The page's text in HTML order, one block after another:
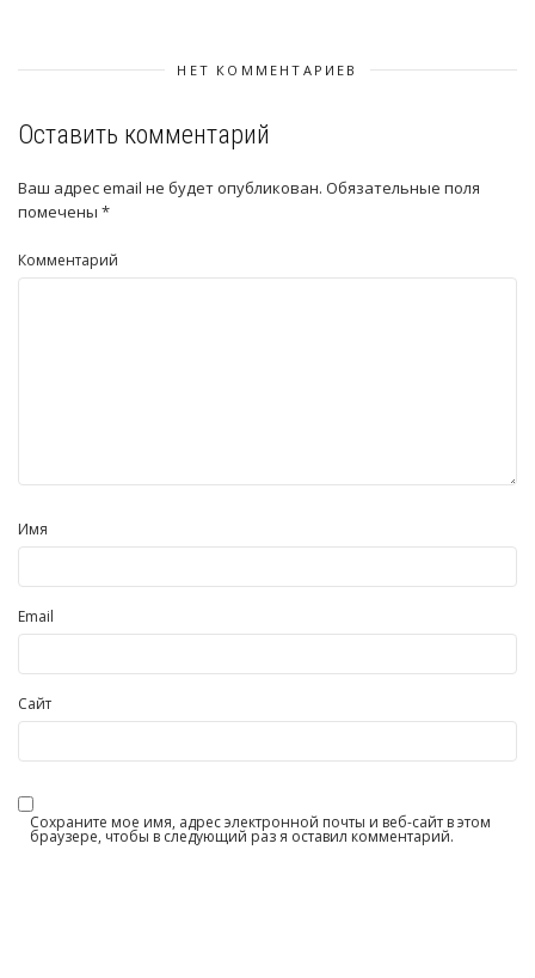
НЕТ КОММЕНТАРИЕВ
Оставить комментарий
Ваш адрес email не будет опубликован. Обязательные поля
помечены *
Комментарий
Имя
Email
Сайт
Сохраните мое имя, адрес электронной почты и веб-сайт в этом
браузере, чтобы в следующий раз я оставил комментарий.